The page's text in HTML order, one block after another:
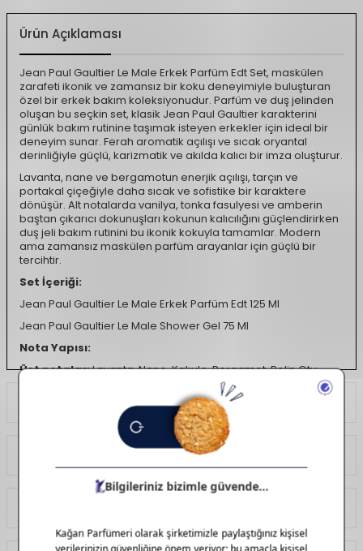
Ürün Açıklaması
Jean Paul Gaultier Le Male Erkek Parfüm Edt Set, maskülen
zarafeti ikonik ve zamansız bir koku deneyimiyle buluşturan
özel bir erkek bakım koleksiyonudur. Parfüm ve duş jelinden
oluşan bu seçkin set, klasik Jean Paul Gaultier karakterini
günlük bakım rutinine taşımak isteyen erkekler için ideal bir
deneyim sunar. Ferah aromatik açılışı ve sıcak oryantal
derinliğiyle güçlü, karizmatik ve akılda kalıcı bir imza oluşturur.
Lavanta, nane ve bergamotun enerjik açılışı, tarçın ve
portakal çiçeğiyle daha sıcak ve sofistike bir karaktere
dönüşür. Alt notalarda vanilya, tonka fasulyesi ve amberin
baştan çıkarıcı dokunuşları kokunun kalıcılığını güçlendirirken
duş jeli bakım rutinini bu ikonik kokuyla tamamlar. Modern
ama zamansız maskülen parfüm arayanlar için güçlü bir
tercihtir.
Set İçeriği:
Jean Paul Gaultier Le Male Erkek Parfüm Edt 125 Ml
Jean Paul Gaultier Le Male Shower Gel 75 Ml
Nota Yapısı:
Üst notalar:Lavanta, Nane, Kakule, Bergamot, Pelin Otu
Tarçın, Portakal Çiçeği, Kimyon
Vanilya, Tonka Fasulyesi, Amber, Sandal Ağacı,
Ödeme Seçenekleri